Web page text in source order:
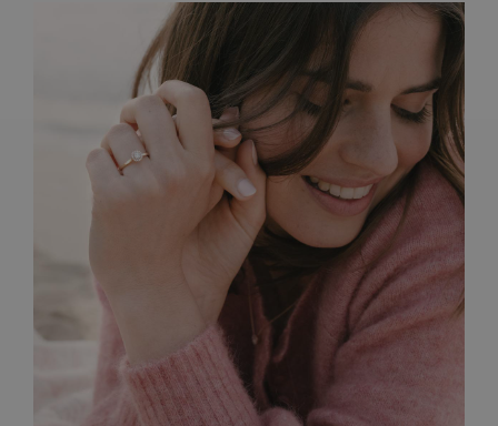
ARTISANAT FRANÇAIS
PIERRES
ENGAGEMENTS